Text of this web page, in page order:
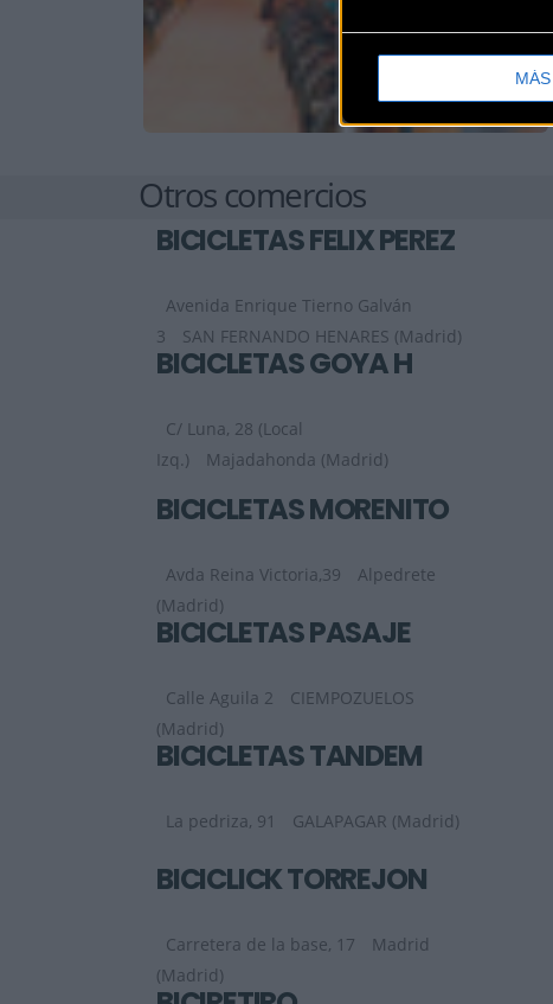
Otros comercios
BICICLETAS FELIX PEREZ
Avenida Enrique Tierno Galván
3
SAN FERNANDO HENARES (Madrid)
BICICLETAS GOYA H
C/ Luna, 28 (Local
Izq.)
Majadahonda (Madrid)
BICICLETAS MORENITO
Avda Reina Victoria,39
Alpedrete
(Madrid)
BICICLETAS PASAJE
Calle Aguila 2
CIEMPOZUELOS
(Madrid)
BICICLETAS TANDEM
La pedriza, 91 GALAPAGAR (Madrid)
BICICLICK TORREJÓN
Carretera de la base, 17
Madrid
(Madrid)